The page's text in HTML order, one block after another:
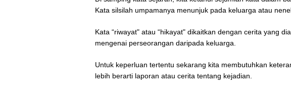
Kata silsilah umpamanya menunjuk pada keluarga atau
Kata “riwayat" atau “hikayat" dikaitkan dengan cerita yang
mengenai perseorangan daripada keluarga.
Untuk keperluan tertentu sekarang kita membutuhkan
lebih berarti laporan atau cerita tentang kejadian.